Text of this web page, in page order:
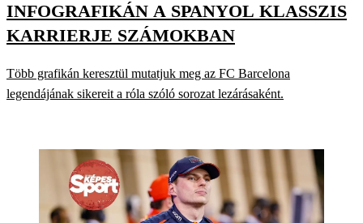
INFOGRAFIKÁN A SPANYOL KLASSZIS
KARRIERJE SZÁMOKBAN
Több grafikán keresztül mutatjuk meg az FC Barcelona
legendájának sikereit a róla szóló sorozat lezárásaként.